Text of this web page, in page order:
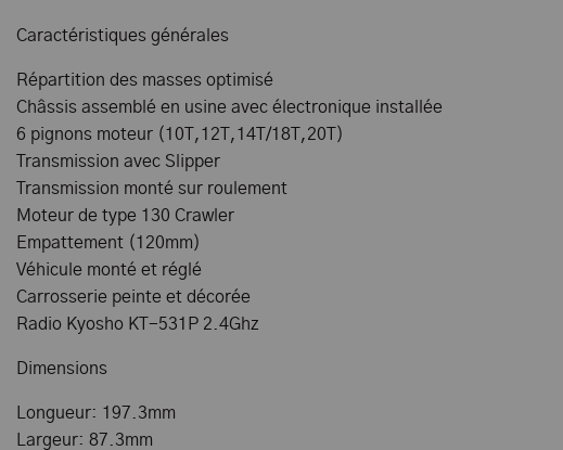
Caractéristiques générales
Répartition des masses optimisé
Châssis assemblé en usine avec électronique installée
6 pignons moteur (10T,12T,14T/18T,20T)
Transmission avec Slipper
Transmission monté sur roulement
Moteur de type 130 Crawler
Empattement (120mm)
Véhicule monté et réglé
Carrosserie peinte et décorée
Radio Kyosho KT-531P 2.4Ghz
Dimensions
Longueur: 197.3mm
Largeur: 87.3mm